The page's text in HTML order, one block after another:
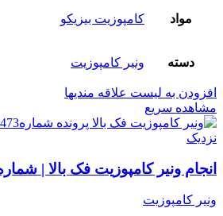
مواد کامپوزیت بیزیکو
دسته ونیر کامپوزیت
افزودن به لیست علاقه مندیها
مشاهده سریع
نزدیک
انجام ونیر کامپوزیت فک بالا | شماره
ونیر کامپوزیت